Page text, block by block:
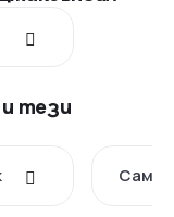
тези